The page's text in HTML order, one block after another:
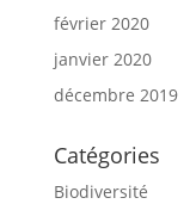
février 2020
janvier 2020
décembre 2019
Catégories
Biodiversité